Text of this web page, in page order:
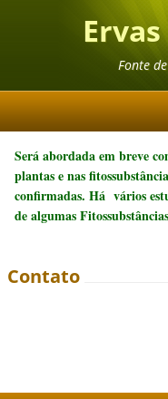
Fonte
Será abordada em breve
plantas e nas
confirmadas. Há vários
de algumas Fitossubstâncias
Contato